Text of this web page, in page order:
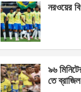
b
o
o
k
n
g
er
s
p
নরওয়ের
৯৬
তে ব্রাজিল